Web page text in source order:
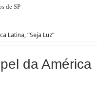
de SP
maior trilha de São Paulo
da ACSP
de cursos
Latina, “Seja Luz”
da América